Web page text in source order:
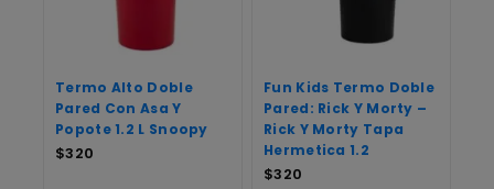
Termo Alto Doble
Pared Con Asa Y
Popote 1.2 L Snoopy
$320
Fun Kids Termo Doble
Pared: Rick Y Morty –
Rick Y Morty Tapa
Hermetica 1.2
$320